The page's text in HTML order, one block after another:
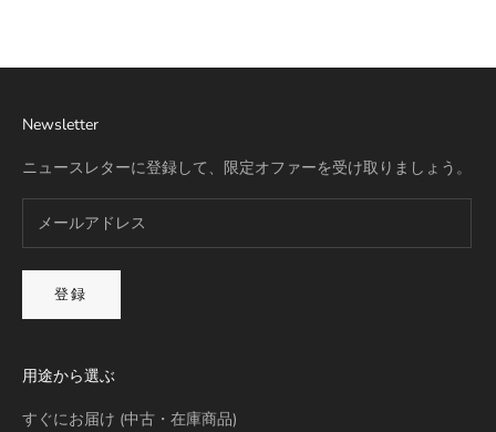
Newsletter
ニュースレターに登録して、限定オファーを受け取りましょう。
登録
用途から選ぶ
すぐにお届け (中古・在庫商品)